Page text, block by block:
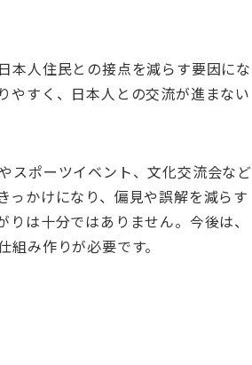
本人住民との接点を減らす要因にな
やすく、日本人との交流が進まない
スポーツイベント、文化交流会など
っかけになり、偏見や誤解を減らす
は十分ではありません。今後は、
み作りが必要です。